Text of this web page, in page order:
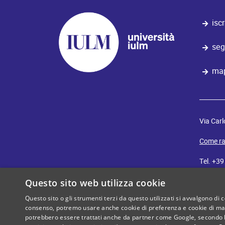
Via
Come
Tel.
iulm
cut
Questo sito web utilizza cookie
Questo sito o gli strumenti terzi da questo utilizzati si avvalgono di
consenso, potremo usare anche cookie di preferenza e cookie di
potrebbero essere trattati anche da partner come Google,